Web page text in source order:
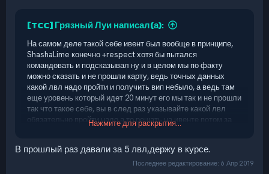
[TCC] Грязный Луи написал(а):
На самом деле такой себе ивент был вообще в принципе,
ShashaLime конечно +respect хотя бы пытался
командовать и подсказывал ну и в целом мы по факту
можно сказать и не прошли карту, ведь точных данных
какой лвл надо пройти и получить вип небыло, а ведь там
еще уровень который идет 20 минут его мы так и не прошли
так что такое себе, вы в след раз указывайте какой лвл
обязательно пройти надо а то решать на ивенте потом за
какой лвл давать vip сложно.
Нажмите для раскрытия...
В прошлый раз давали за 5 лвл,держу в курсе.
Последнее редактирование: 6 Апр 2019